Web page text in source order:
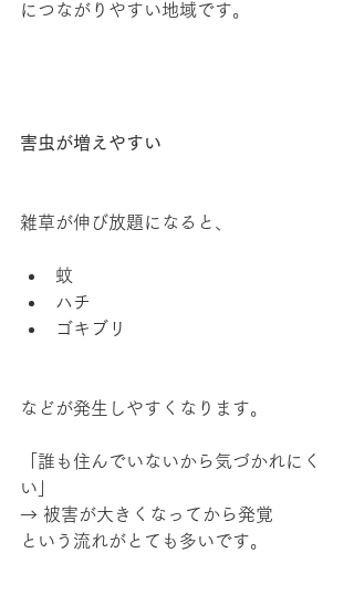
につながりやすい地域です。
害虫が増えやすい
雑草が伸び放題になると、
蚊
ハチ
ゴキブリ
などが発生しやすくなります。
「誰も住んでいないから気づかれにく
い」
→ 被害が大きくなってから発覚
という流れがとても多いです。